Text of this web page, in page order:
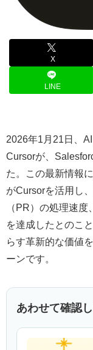
X
LINE
2026年1月21日、
Cursorが、
た。この最新情報
がCursorを活用し
（PR）の処理速
を達成したとのこ
らす革新的な価値
ーンです。
あわせて確認